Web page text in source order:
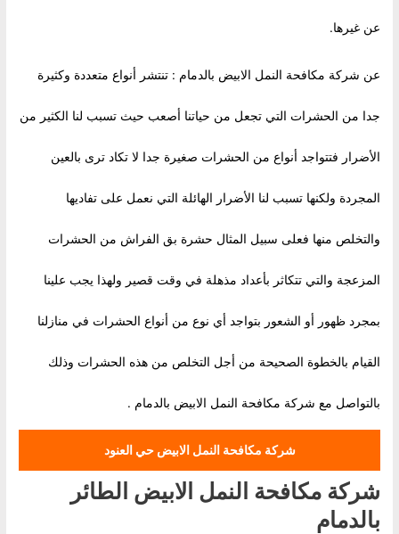
عن غيرها.
عن شركة مكافحة النمل الابيض بالدمام : تنتشر أنواع متعددة وكثيرة
جدا من الحشرات التي تجعل من حياتنا أصعب حيث تسبب لنا الكثير من
الأضرار فتتواجد أنواع من الحشرات صغيرة جدا لا تكاد ترى بالعين
المجردة ولكنها تسبب لنا الأضرار الهائلة التي نعمل على تفاديها
والتخلص منها فعلى سبيل المثال حشرة بق الفراش من الحشرات
المزعجة والتي تتكاثر بأعداد مذهلة في وقت قصير ولهذا يجب علينا
بمجرد ظهور أو الشعور بتواجد أي نوع من أنواع الحشرات في منازلنا
القيام بالخطوة الصحيحة من أجل التخلص من هذه الحشرات وذلك
بالتواصل مع شركة مكافحة النمل الابيض بالدمام .
شركة مكافحة النمل الابيض حي العنود
شركة مكافحة النمل الابيض الطائر
بالدمام